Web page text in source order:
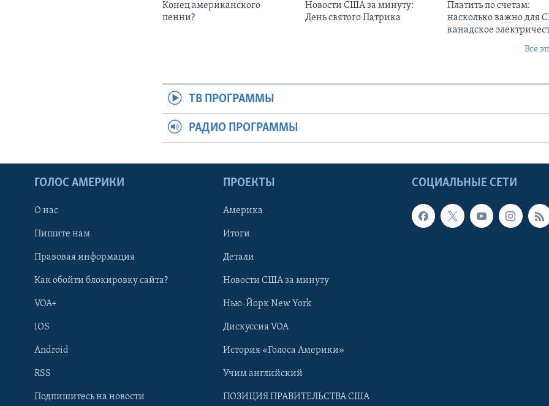
Learning English
Конец американского
пенни?
Новости США за минуту:
День святого Патрика
Платить по счетам:
насколько важно для
канадское
Все
ТВ ПРОГРАММЫ
РАДИО ПРОГРАММЫ
СОЦИАЛЬНЫЕ СЕТИ
ГОЛОС АМЕРИКИ
О нас
Пишите нам
Правовая информация
Как обойти блокировку сайта?
VOA+
iOS
Android
RSS
Подпишитесь на новости
ПРОЕКТЫ
Америка
Итоги
Детали
Новости США за минуту
Нью-Йорк New York
Дискуссия VOA
История «Голоса Америки»
Учим английский
ПОЗИЦИЯ ПРАВИТЕЛЬСТВА США